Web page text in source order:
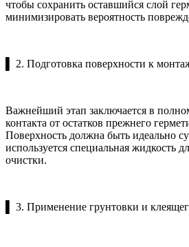
чтобы сохранить оставшийся слой
минимизировать вероятность
▌ 2. Подготовка поверхности к
Важнейший этап заключается в
контакта от остатков прежнего
Поверхность должна быть идеально
используется специальная жидкость
очистки.
▌ 3. Применение грунтовки и